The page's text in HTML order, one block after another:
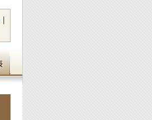
｜